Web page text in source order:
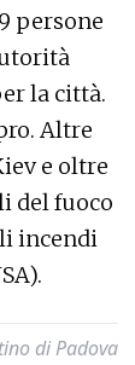
persone
la città.
Altre
e oltre
del fuoco
incendi
di Padova